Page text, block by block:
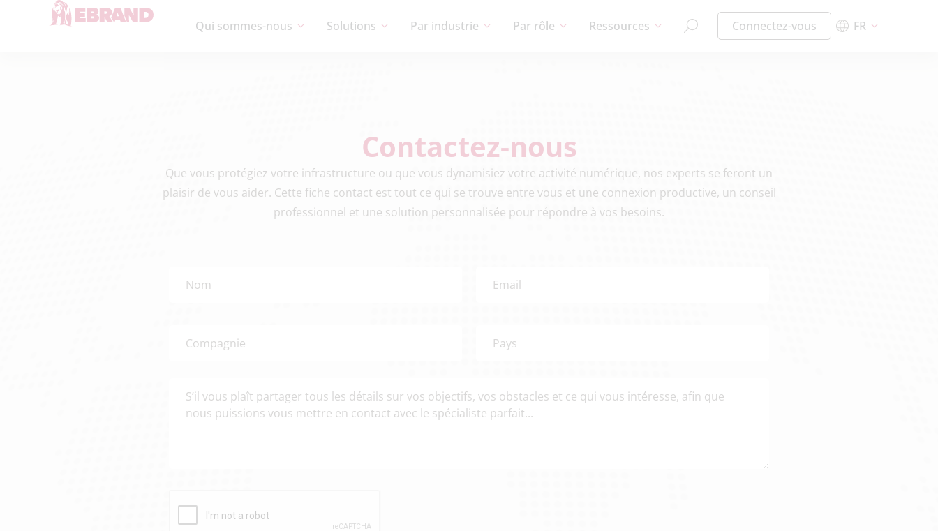
Qui sommes-nous Solutions Par industrie Par rôle Ressources Connectez-vous FR
Contactez-nous
Que vous protégiez votre infrastructure ou que vous dynamisiez votre activité numérique, nos experts se feront un
plaisir de vous aider. Cette fiche contact est tout ce qui se trouve entre vous et une connexion productive, un conseil
professionnel et une solution personnalisée pour répondre à vos besoins.